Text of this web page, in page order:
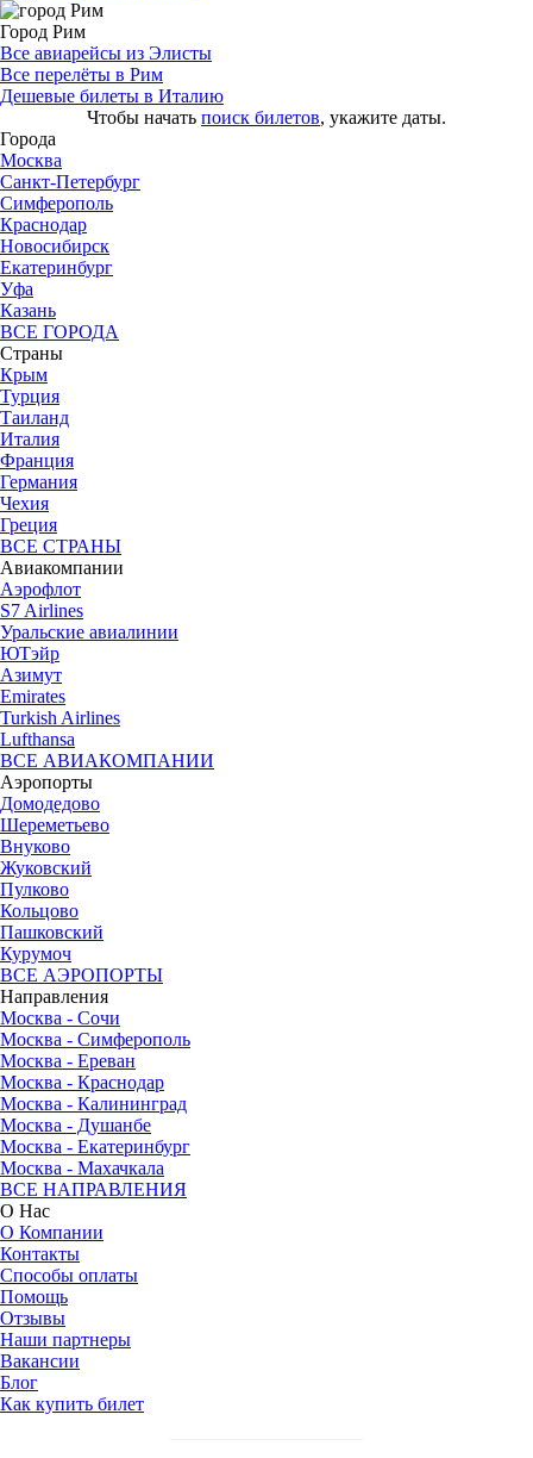
Город Рим
Все авиарейсы из Элисты
Все перелёты в Рим
Дешевые билеты в Италию
Чтобы начать поиск билетов, укажите даты.
Города
Москва
Санкт-Петербург
Симферополь
Краснодар
Новосибирск
Екатеринбург
Уфа
Казань
ВСЕ ГОРОДА
Страны
Крым
Турция
Таиланд
Италия
Франция
Германия
Чехия
Греция
ВСЕ СТРАНЫ
Авиакомпании
Аэрофлот
S7 Airlines
Уральские авиалинии
ЮТэйр
Азимут
Emirates
Turkish Airlines
Lufthansa
ВСЕ АВИАКОМПАНИИ
Аэропорты
Домодедово
Шереметьево
Внуково
Жуковский
Пулково
Кольцово
Пашковский
Курумоч
ВСЕ АЭРОПОРТЫ
Направления
Москва - Сочи
Москва - Симферополь
Москва - Ереван
Москва - Краснодар
Москва - Калининград
Москва - Душанбе
Москва - Екатеринбург
Москва - Махачкала
ВСЕ НАПРАВЛЕНИЯ
О Нас
О Компании
Контакты
Способы оплаты
Помощь
Отзывы
Наши партнеры
Вакансии
Блог
Как купить билет